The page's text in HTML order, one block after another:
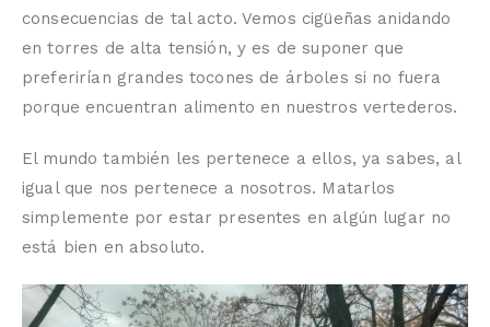
consecuencias de tal acto. Vemos cigüeñas anidando
en torres de alta tensión, y es de suponer que
preferirían grandes tocones de árboles si no fuera
porque encuentran alimento en nuestros vertederos.
El mundo también les pertenece a ellos, ya sabes, al
igual que nos pertenece a nosotros. Matarlos
simplemente por estar presentes en algún lugar no
está bien en absoluto.